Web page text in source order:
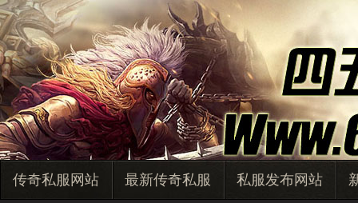
传奇私服网站 最新传奇私服 私服发布网站